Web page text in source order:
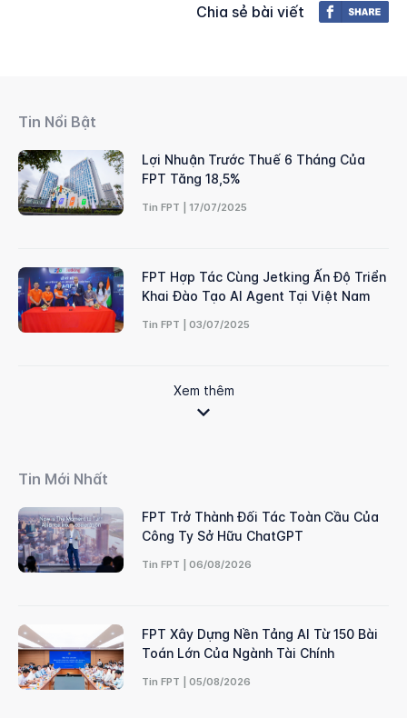
Chia sẻ bài viết
Tin Nổi Bật
Lợi Nhuận Trước Thuế 6 Tháng Của
FPT Tăng 18,5%
Tin FPT | 17/07/2025
FPT Hợp Tác Cùng Jetking Ấn Độ Triển
Khai Đào Tạo AI Agent Tại Việt Nam
Tin FPT | 03/07/2025
Xem thêm
Tin Mới Nhất
FPT Trở Thành Đối Tác Toàn Cầu Của
Công Ty Sở Hữu ChatGPT
Tin FPT | 06/08/2026
FPT Xây Dựng Nền Tảng AI Từ 150 Bài
Toán Lớn Của Ngành Tài Chính
Tin FPT | 05/08/2026